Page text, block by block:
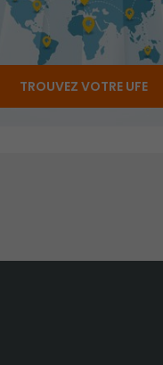
TROUVEZ VOTRE UFE